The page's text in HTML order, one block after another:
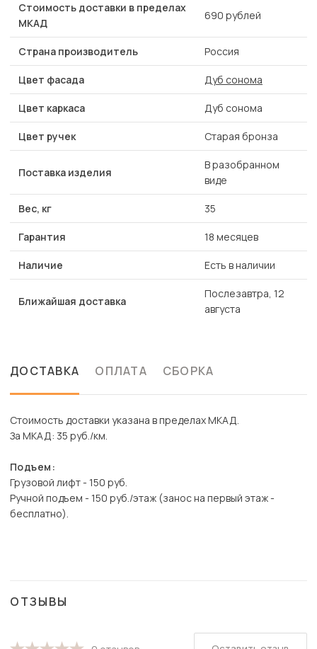
Стоимость доставки в пределах
МКАД
690 рублей
Страна производитель Россия
Цвет фасада Дуб сонома
Цвет каркаса Дуб сонома
Цвет ручек Старая бронза
Поставка изделия
В разобранном
виде
Вес, кг 35
Гарантия 18 месяцев
Наличие Есть в наличии
Ближайшая доставка
Послезавтра, 12
августа
ДОСТАВКА ОПЛАТА СБОРКА
Стоимость доставки указана в пределах МКАД.
За МКАД: 35 руб./км.
Подъем:
Грузовой лифт - 150 руб.
Ручной подъем - 150 руб./этаж (занос на первый этаж -
бесплатно).
ОТЗЫВЫ